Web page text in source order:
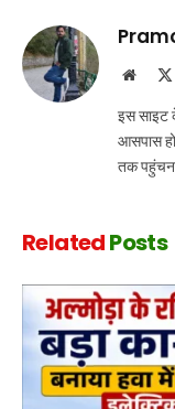
Website
इस साइट
आसपास
तक
RelatedPosts